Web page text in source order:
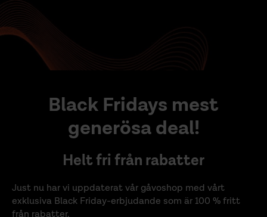
Black Fridays mest
generösa deal!
Helt fri från rabatter
Just nu har vi uppdaterat vår gåvoshop med vårt
exklusiva Black Friday-erbjudande som är 100 % fritt
från rabatter.